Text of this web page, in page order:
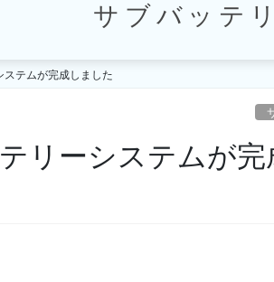
サブバッテ
テムが完成しました
リーシステムが完